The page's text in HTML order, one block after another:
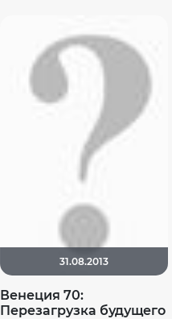
31.08.2013
Венеция 70:
Перезагрузка будущего